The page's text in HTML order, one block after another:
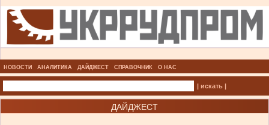
НОВОСТИ АНАЛИТИКА ДАЙДЖЕСТ СПРАВОЧНИК О НАС
| искать |
ДАЙДЖЕСТ